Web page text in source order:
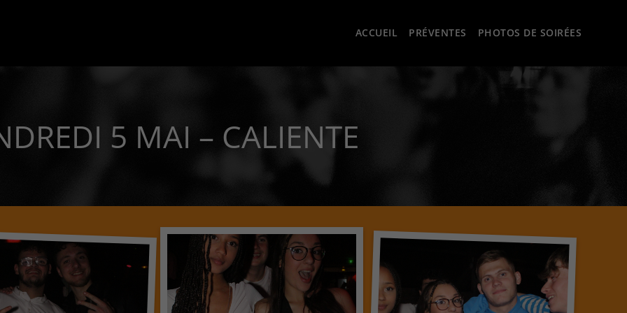
ACCUEIL PRÉVENTES PHOTOS DE SOIRÉES
5 MAI – CALIENTE